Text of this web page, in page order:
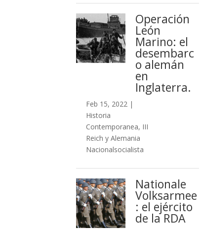
Operación
León
Marino: el
desembarc
o alemán
en
Inglaterra.
Feb 15, 2022 |
Historia
Contemporanea, III
Reich y Alemania
Nacionalsocialista
Nationale
Volksarmee
: el ejército
de la RDA